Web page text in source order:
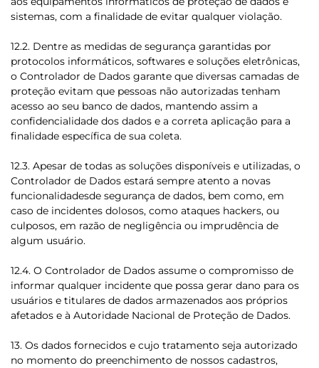
sistemas, com a finalidade de evitar qualquer violação.
12.2. Dentre as medidas de segurança garantidas por
protocolos informáticos, softwares e soluções eletrônicas,
o Controlador de Dados garante que diversas camadas de
proteção evitam que pessoas não autorizadas tenham
acesso ao seu banco de dados, mantendo assim a
confidencialidade dos dados e a correta aplicação para a
finalidade específica de sua coleta.
12.3. Apesar de todas as soluções disponíveis e utilizadas, o
Controlador de Dados estará sempre atento a novas
funcionalidadesde segurança de dados, bem como, em
caso de incidentes dolosos, como ataques hackers, ou
culposos, em razão de negligência ou imprudência de
algum usuário.
12.4. O Controlador de Dados assume o compromisso de
informar qualquer incidente que possa gerar dano para os
usuários e titulares de dados armazenados aos próprios
afetados e à Autoridade Nacional de Proteção de Dados.
13. Os dados fornecidos e cujo tratamento seja autorizado
no momento do preenchimento de nossos cadastros,